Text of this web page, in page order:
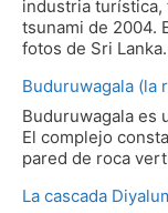
industria turística,
tsunami de 2004.
fotos de Sri Lanka.
Buduruwagala (la
Buduruwagala es
El complejo
pared de roca
La cascada